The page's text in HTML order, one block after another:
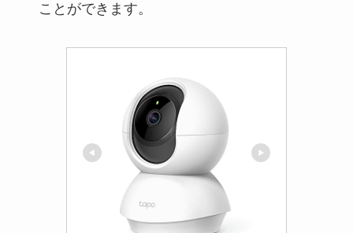
ことができます。